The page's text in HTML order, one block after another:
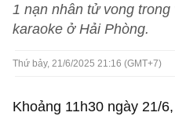
1 nạn nhân tử vong
karaoke ở Hải Phòng.
Thứ bảy, 21/6/2025 21:16 (GMT+7)
Khoảng 11h30 ngày 21/